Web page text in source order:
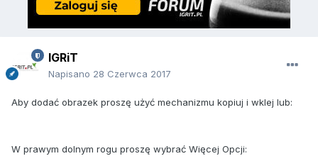
IGRiT
Napisano 28 Czerwca 2017
Aby dodać obrazek proszę użyć mechanizmu kopiuj i wklej lub:
W prawym dolnym rogu proszę wybrać Więcej Opcji: